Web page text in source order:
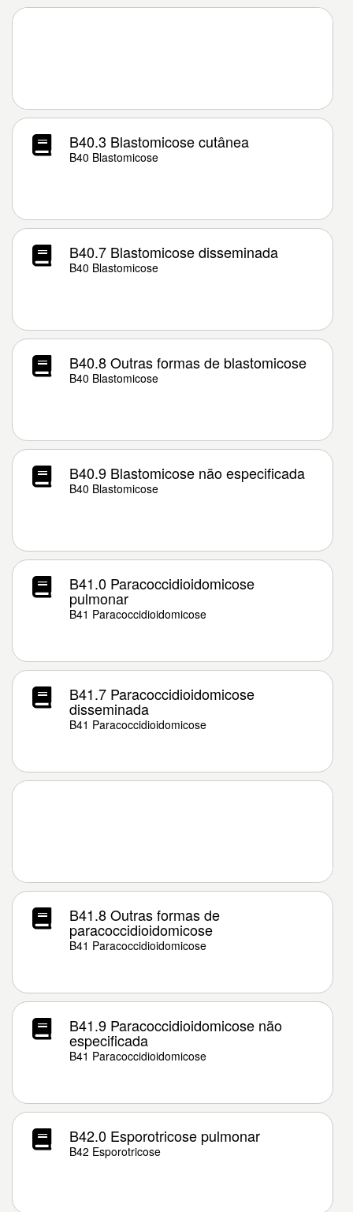
B40.3 Blastomicose cutânea
B40 Blastomicose
B40.7 Blastomicose disseminada
B40 Blastomicose
B40.8 Outras formas de blastomicose
B40 Blastomicose
B40.9 Blastomicose não especificada
B40 Blastomicose
B41.0 Paracoccidioidomicose
pulmonar
B41 Paracoccidioidomicose
B41.7 Paracoccidioidomicose
disseminada
B41 Paracoccidioidomicose
B41.8 Outras formas de
paracoccidioidomicose
B41 Paracoccidioidomicose
B41.9 Paracoccidioidomicose não
especificada
B41 Paracoccidioidomicose
B42.0 Esporotricose pulmonar
B42 Esporotricose